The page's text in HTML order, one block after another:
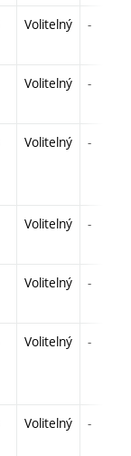
Volitelný -
Volitelný -
Volitelný -
Volitelný -
Volitelný -
Volitelný -
Volitelný -